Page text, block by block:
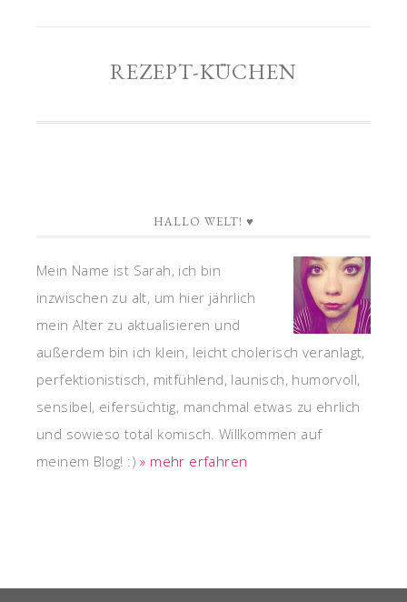
REZEPT-KÜCHEN
HALLO WELT! ♥
Mein Name ist Sarah, ich bin
inzwischen zu alt, um hier jährlich
mein Alter zu aktualisieren und
außerdem bin ich klein, leicht cholerisch veranlagt,
perfektionistisch, mitfühlend, launisch, humorvoll,
sensibel, eifersüchtig, manchmal etwas zu ehrlich
und sowieso total komisch. Willkommen auf
meinem Blog! :)» mehr erfahren